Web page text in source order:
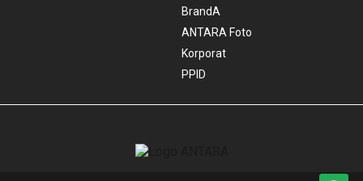
BrandA
ANTARA Foto
Korporat
PPID